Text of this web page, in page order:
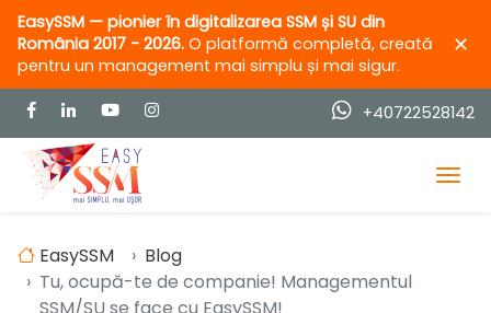
EasySSM — pionier în digitalizarea SSM și SU din
România 2017 - 2026. O platformă completă, creată
pentru un management mai simplu și mai sigur.
✕
+40722528142
EasySSM
Blog
Tu, ocupă-te de companie! Managementul
SSM/SU se face cu EasySSM!